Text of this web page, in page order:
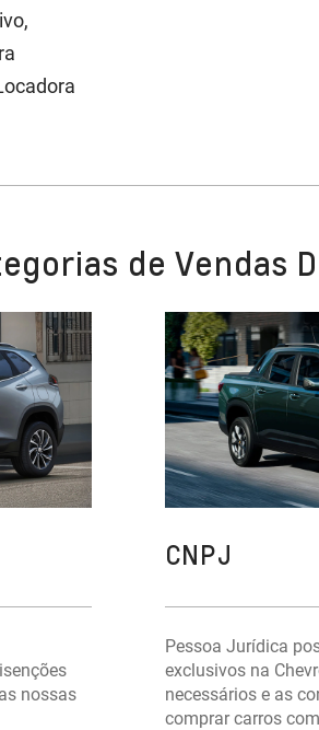
de Vendas
nossas
CNPJ
Pessoa Jurídica
exclusivos na
necessários e as
comprar carros